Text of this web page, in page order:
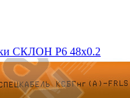
СКЛОН Р6 48х0.2